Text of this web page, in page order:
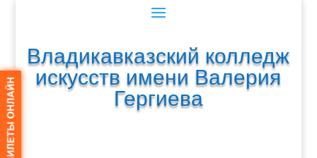
Владикавказский колледж
искусств имени Валерия
Гергиева